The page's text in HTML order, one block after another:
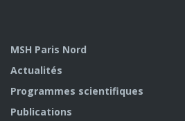
MSH Paris Nord
Actualités
Programmes scientifiques
Publications